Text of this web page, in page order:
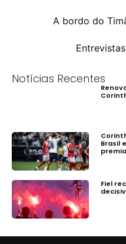
A bordo do
Entrevistas
Notícias Recentes
Brasil
Fiel